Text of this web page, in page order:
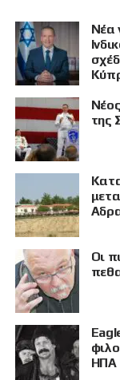
Νέα
της
Οι
ΗΠΑ